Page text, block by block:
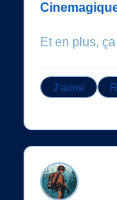
Et en plus,
J'aime